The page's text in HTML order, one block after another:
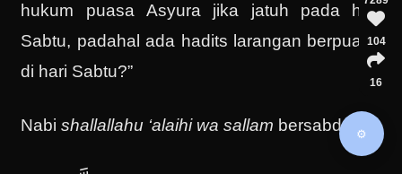
hukum puasa Asyura jika jatuh pada hari
Sabtu, padahal ada hadits larangan berpuasa
di hari Sabtu?”
Nabishallallahu ‘alaihi wa sallam bersabda,
104
16
⚙️